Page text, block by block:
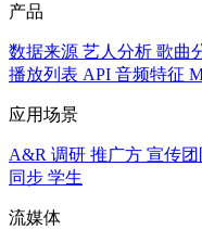
产品
数据来源 艺人分析 歌曲
播放列表 API 音频特征
应用场景
A&R 调研 推广方 宣传团
同步 学生
流媒体